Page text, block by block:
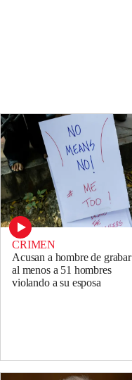
CRIMEN
Acusan a hombre de grabar
al menos a 51 hombres
violando a su esposa